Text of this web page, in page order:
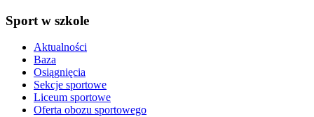
Sport w szkole
Aktualności
Baza
Osiągnięcia
Sekcje sportowe
Liceum sportowe
Oferta obozu sportowego